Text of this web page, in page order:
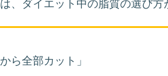
、ダイエット中の脂質の選び方
ら全部カット」